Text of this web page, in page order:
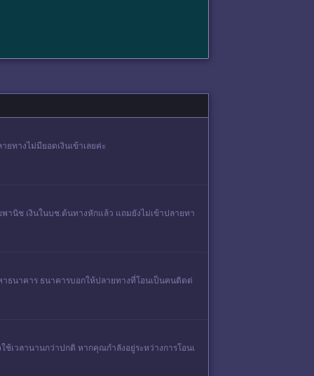
ทางไม่มียอดเงินเข้าเลยค่ะ
านิช เงินในบช.ต้นทางหักแล้ว แถมยังไม่เข้าปลายทา
าธนาคาร ธนาคารบอกให้ปลายทางที่โอนเป็นคนติดต่
เวลานานกว่าปกติ หากคุณกำลังอยู่ระหว่างการโอนเ